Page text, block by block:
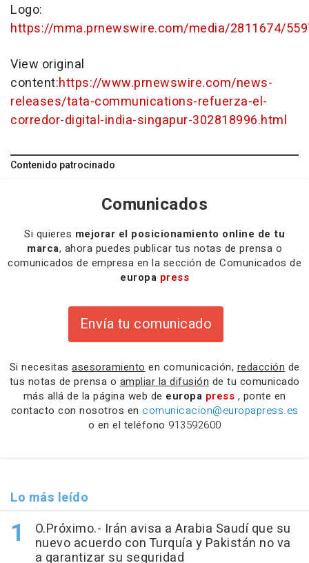
Logo:
https://mma.prnewswire.com/media/2811674/
View original
content:https://www.prnewswire.com/news-
releases/tata-communications-refuerza-el-
corredor-digital-india-singapur-302818996.html
Contenido patrocinado
Comunicados
Si quieres mejorar el posicionamiento online de tu
marca, ahora puedes publicar tus notas de prensa o
comunicados de empresa en la sección de Comunicados de
europa press
Envía tu comunicado
Si necesitas asesoramiento en comunicación, redacción de
tus notas de prensa o ampliar la difusión de tu comunicado
más allá de la página web de europa press , ponte en
contacto con nosotros en comunicacion@europapress.es
o en el teléfono 913592600
Lo más leído
O.Próximo.- Irán avisa a Arabia Saudí que su
nuevo acuerdo con Turquía y Pakistán no va
a garantizar su seguridad